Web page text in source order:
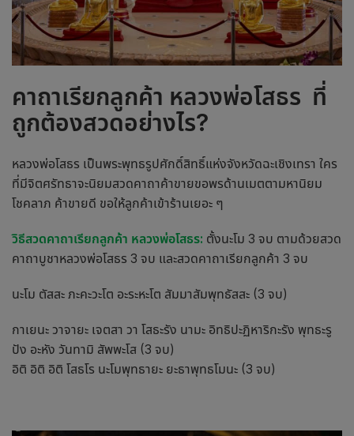
คาถาเรียกลูกค้า หลวงพ่อโสธร ที่
ถูกต้องสวดอย่างไร?
หลวงพ่อโสธร เป็นพระพุทธรูปศักดิ์สิทธิ์แห่งจังหวัดฉะเชิงเทรา ใคร
ที่มีจิตศรัทธาจะนิยมสวดคาถาค้าขายขอพรด้านเมตตามหานิยม
โชคลาภ ค้าขายดี ขอให้ลูกค้าเข้าร้านเยอะ ๆ
วิธีสวดคาถาเรียกลูกค้า หลวงพ่อโสธร: ตั้งนะโม 3 จบ ตามด้วยสวด
คาถาบูชาหลวงพ่อโสธร 3 จบ และสวดคาถาเรียกลูกค้า 3 จบ
นะโม ตัสสะ ภะคะวะโต อะระหะโต สัมมาสัมพุทธัสสะ (3 จบ)
กาเยนะ วาจายะ เจตสา วา โสธะรัง นามะ อิทธิปะฏิหาริกะรัง พุทธะรู
ปัง อะหัง วันทามิ สัพพะโส (3 จบ)
อิติ อิติ อิติ โสธโร นะโมพุทธายะ ยะธาพุทธโมนะ (3 จบ)